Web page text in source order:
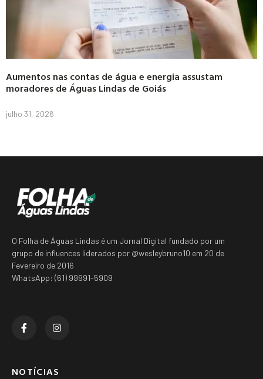
Aumentos nas contas de água e energia assustam
moradores de Águas Lindas de Goiás
julho 31, 2026
O Folha de Águas Lindas é um Jornal Digital fundado por um
grupo de influences liderados por @wesleybruno10 em 20 de
Fevereiro de 2016
WhatsApp: (61) 99991-5909
NOTÍCIAS